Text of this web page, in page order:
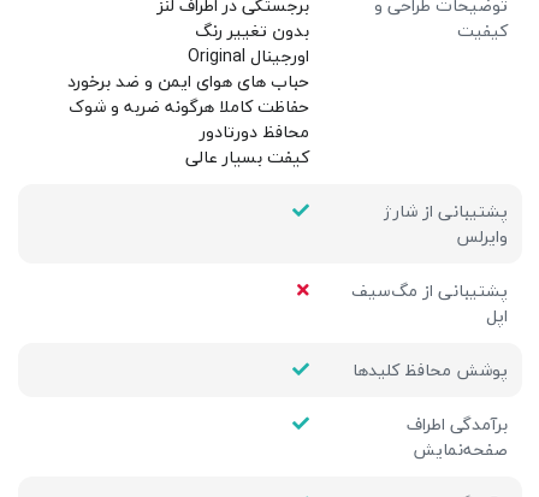
کیفیت
بدون تغییر رنگ
اورجینال Original
حباب های هوای ایمن و ضد برخورد
حفاظت کاملا هرگونه ضربه و شوک
محافظ دورتادور
كيفت بسيار عالی
پشتیبانی از شارژ
وایرلس
پشتیبانی از مگ‌سیف
اپل
پوشش محافظ کلیدها
برآمدگی اطراف
صفحه‌نمایش